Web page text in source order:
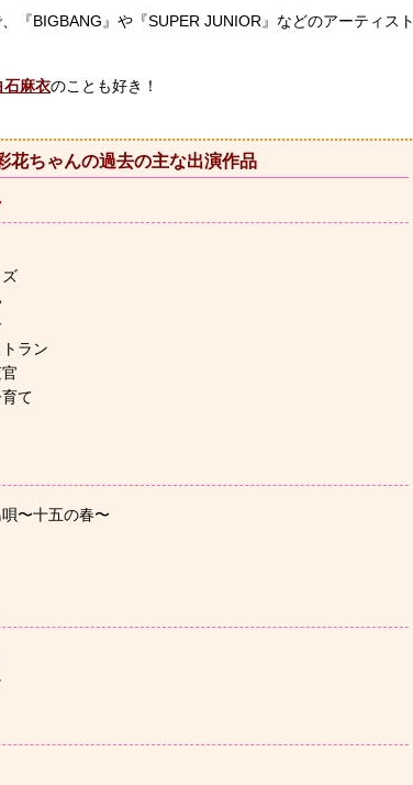
『BIGBANG』や『SUPER JUNIOR』などのアーティスト
石麻衣のことも好き！
花ちゃんの過去の主な出演作品
ラン
て
〜十五の春〜